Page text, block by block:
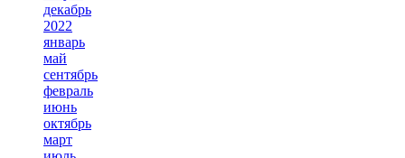
декабрь
2022
январь
май
сентябрь
февраль
июнь
октябрь
март